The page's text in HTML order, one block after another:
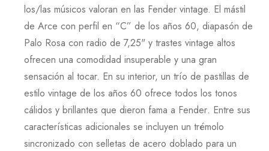
los/las músicos valoran en las Fender vintage. El mástil
de Arce con perfil en “C” de los años 60, diapasón de
Palo Rosa con radio de 7,25" y trastes vintage altos
ofrecen una comodidad insuperable y una gran
sensación al tocar. En su interior, un trío de pastillas de
estilo vintage de los años 60 ofrece todos los tonos
cálidos y brillantes que dieron fama a Fender. Entre sus
características adicionales se incluyen un trémolo
sincronizado con selletas de acero doblado para un